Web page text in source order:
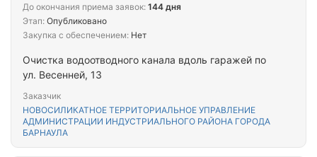
Очистка водоотводного канала вдоль гаражей по
ул. Весенней, 13
Заказчик
НОВОСИЛИКАТНОЕ ТЕРРИТОРИАЛЬНОЕ УПРАВЛЕНИЕ
АДМИНИСТРАЦИИ ИНДУСТРИАЛЬНОГО РАЙОНА ГОРОДА
БАРНАУЛА
До окончания приема заявок: 144 дня
Этап: Опубликовано
Закупка с обеспечением: Нет